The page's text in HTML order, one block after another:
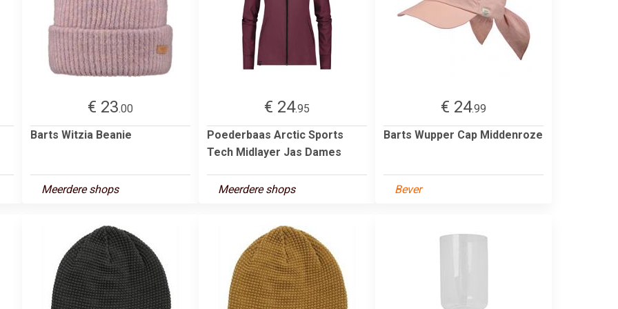
€ 23.00
Barts Witzia Beanie
Meerdere shops
€ 24.95
Poederbaas Arctic Sports
Tech Midlayer Jas Dames
Meerdere shops
€ 24.99
Barts Wupper Cap Middenroze
Bever